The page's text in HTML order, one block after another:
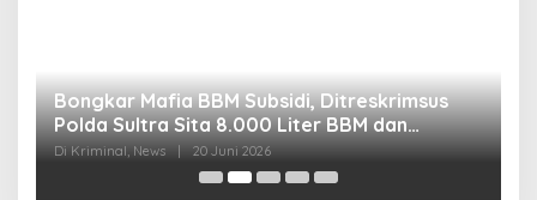
Bongkar Mafia BBM Subsidi, Ditreskrimsus
Polda Sultra Sita 8.000 Liter BBM dan
Ringkus 3 Tersangka
Di Kriminal, News 20 Juni 2026